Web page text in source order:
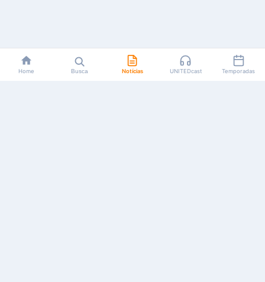
Home Busca Notícias UNITEDcast Temporadas